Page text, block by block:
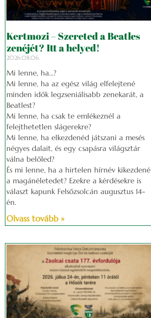
Kertmozi – Szereted a Beatles
zenéjét? Itt a helyed!
2026.08.06.
Mi lenne, ha…?
Mi lenne, ha az egész világ elfelejtené
minden idők legzseniálisabb zenekarát, a
Beatlest?
Mi lenne, ha csak te emlékeznél a
felejthetetlen slágerekre?
Mi lenne, ha elkezdenéd játszani a mesés
négyes dalait, és egy csapásra világsztár
válna belőled?
És mi lenne, ha a hirtelen hírnév kikezdené
a magánéletedet? Ezekre a kérdésekre is
választ kapunk Felsőzsolcán augusztus 14-
én.
Olvass tovább »